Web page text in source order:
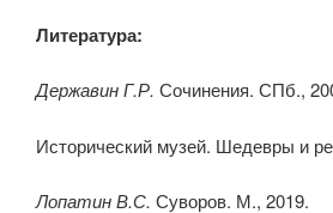
Литература:
Державин Г.Р. Сочинения. СПб.,
Исторический музей. Шедевры и
Лопатин В.С. Суворов. М., 2019.